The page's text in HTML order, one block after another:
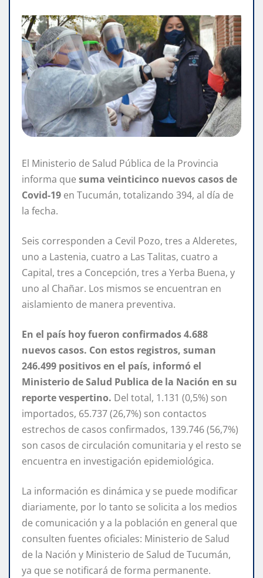
El Ministerio de Salud Pública de la Provincia
informa que suma veinticinco nuevos casos de
Covid-19 en Tucumán, totalizando 394, al día de
la fecha.
Seis corresponden a Cevil Pozo, tres a Alderetes,
uno a Lastenia, cuatro a Las Talitas, cuatro a
Capital, tres a Concepción, tres a Yerba Buena, y
uno al Chañar. Los mismos se encuentran en
aislamiento de manera preventiva.
En el país hoy fueron confirmados 4.688
nuevos casos. Con estos registros, suman
246.499 positivos en el país, informó el
Ministerio de Salud Publica de la Nación en su
reporte vespertino. Del total, 1.131 (0,5%) son
importados, 65.737 (26,7%) son contactos
estrechos de casos confirmados, 139.746 (56,7%)
son casos de circulación comunitaria y el resto se
encuentra en investigación epidemiológica.
La información es dinámica y se puede modificar
diariamente, por lo tanto se solicita a los medios
de comunicación y a la población en general que
consulten fuentes oficiales: Ministerio de Salud
de la Nación y Ministerio de Salud de Tucumán,
ya que se notificará de forma permanente.